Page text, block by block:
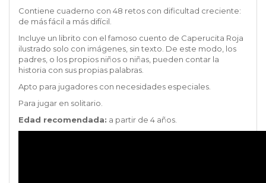
Contiene cuaderno con 48 retos con dificultad creciente:
de más fácil a más difícil.
Incluye un librito con el famoso cuento de Caperucita Roja
ilustrado solo con imágenes, sin texto. De este modo, los
padres, o los propios niños o niñas, pueden contar la
historia con sus propias palabras.
Apto para jugadores con necesidades especiales.
Para jugar en solitario.
Edad recomendada: a partir de 4 años.